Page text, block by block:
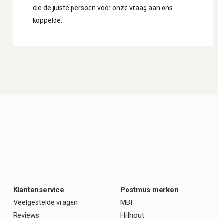
die de juiste persoon voor onze vraag aan ons
koppelde.
Klantenservice
Veelgestelde vragen
Reviews
Postmus merken
MBI
Hillhout